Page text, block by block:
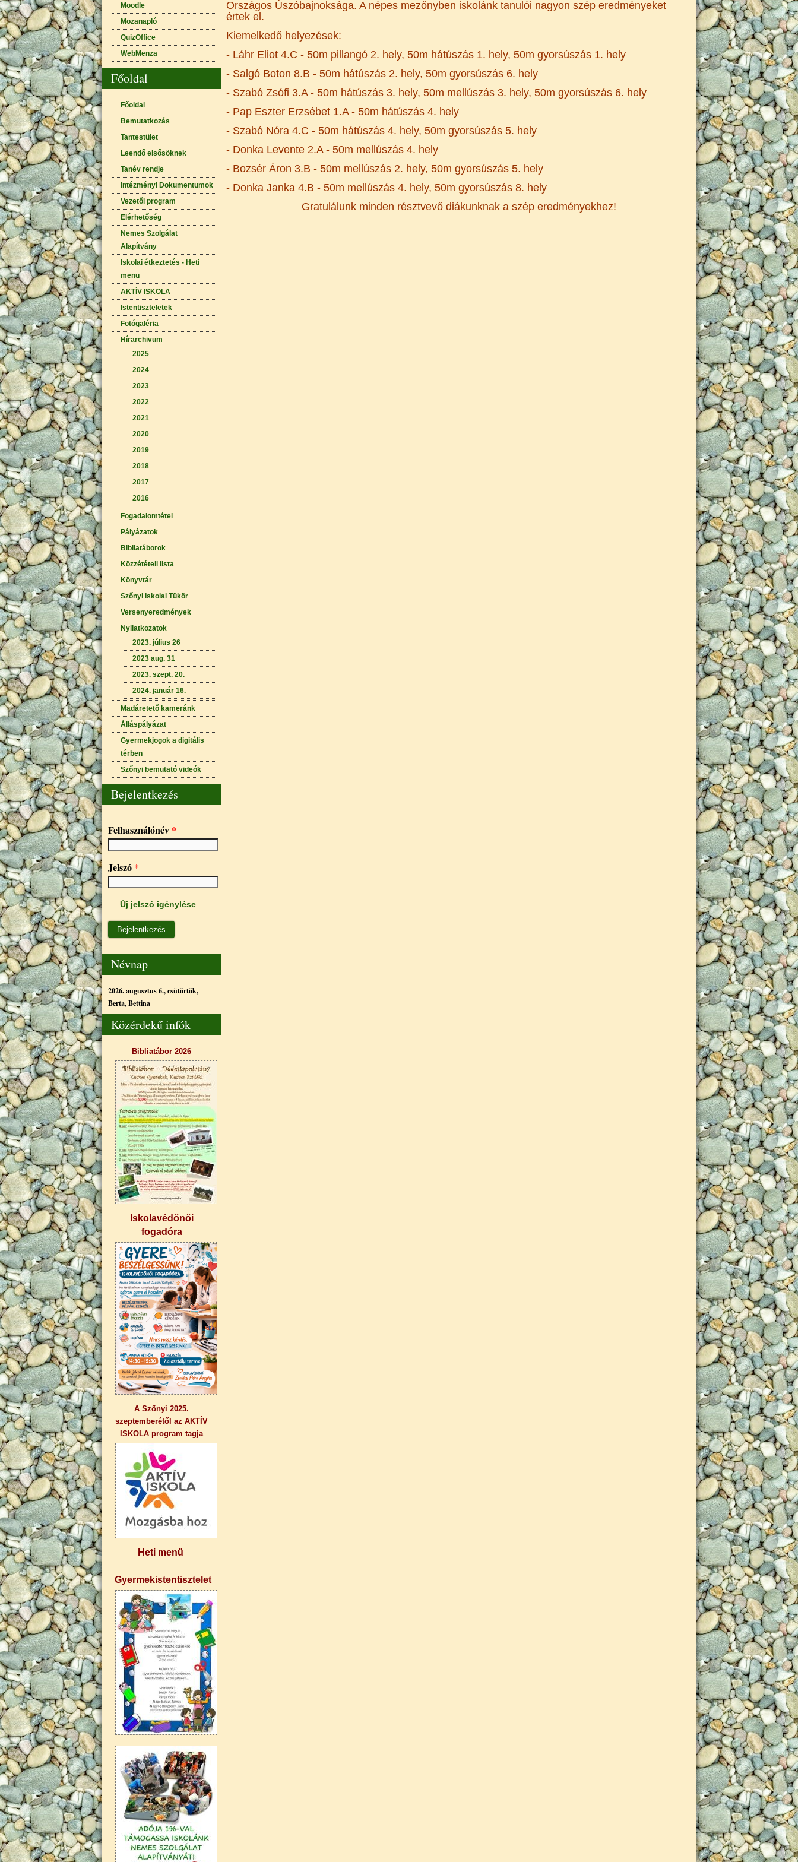
Moodle
Mozanapló
QuizOffice
WebMenza
Főoldal
Főoldal
Bemutatkozás
Tantestület
Leendő elsősöknek
Tanév rendje
Intézményi Dokumentumok
Vezetői program
Elérhetőség
Nemes Szolgálat
Alapítvány
Iskolai étkeztetés - Heti
menü
AKTÍV ISKOLA
Istentiszteletek
Fotógaléria
Hírarchivum
2025
2024
2023
2022
2021
2020
2019
2018
2017
2016
Fogadalomtétel
Pályázatok
Bibliatáborok
Közzétételi lista
Könyvtár
Szőnyi Iskolai Tükör
Versenyeredmények
Nyilatkozatok
2023. július 26
2023 aug. 31
2023. szept. 20.
2024. január 16.
Madáretető kameránk
Álláspályázat
Gyermekjogok a digitális
térben
Szőnyi bemutató videók
Bejelentkezés
Felhasználónév *
Jelszó *
Új jelszó igénylése
Névnap
2026. augusztus 6., csütörtök,
Berta, Bettina
Közérdekű infók
Bibliatábor 2026
Iskolavédőnői
fogadóra
A Szőnyi 2025.
szeptemberétől az AKTÍV
ISKOLA program tagja
Heti menü
Gyermekistentisztelet
Országos Úszóbajnoksága. A népes mezőnyben iskolánk tanulói nagyon szép eredményeket
értek el.
Kiemelkedő helyezések:
- Láhr Eliot 4.C - 50m pillangó 2. hely, 50m hátúszás 1. hely, 50m gyorsúszás 1. hely
- Salgó Boton 8.B - 50m hátúszás 2. hely, 50m gyorsúszás 6. hely
- Szabó Zsófi 3.A - 50m hátúszás 3. hely, 50m mellúszás 3. hely, 50m gyorsúszás 6. hely
- Pap Eszter Erzsébet 1.A - 50m hátúszás 4. hely
- Szabó Nóra 4.C - 50m hátúszás 4. hely, 50m gyorsúszás 5. hely
- Donka Levente 2.A - 50m mellúszás 4. hely
- Bozsér Áron 3.B - 50m mellúszás 2. hely, 50m gyorsúszás 5. hely
- Donka Janka 4.B - 50m mellúszás 4. hely, 50m gyorsúszás 8. hely
Gratulálunk minden résztvevő diákunknak a szép eredményekhez!